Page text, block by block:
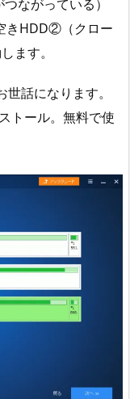
ながっている）
きHDD②（クロー
ます。
話になります。
トール。無料で使